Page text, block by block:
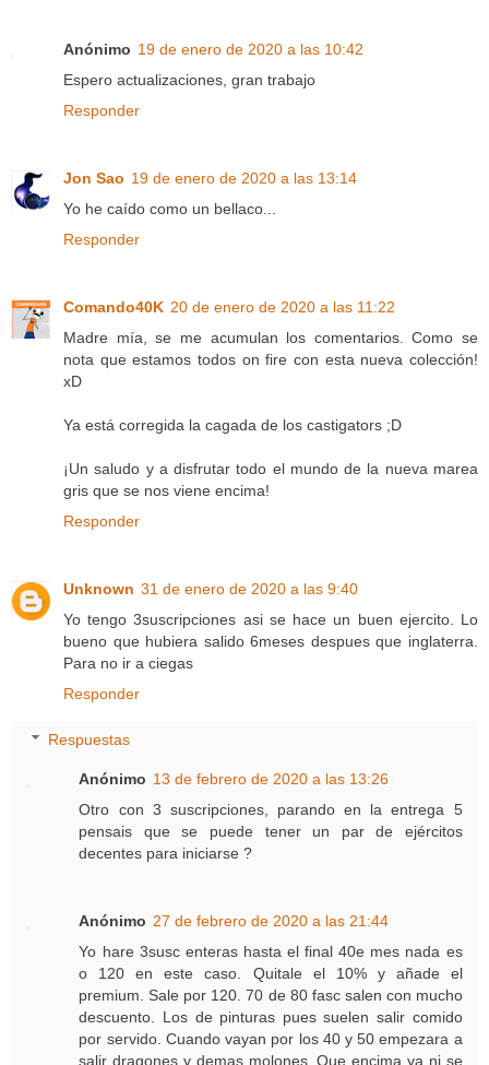
Anónimo 19 de enero de 2020 a las 10:42
Espero actualizaciones, gran trabajo
Responder
Jon Sao 19 de enero de 2020 a las 13:14
Yo he caído como un bellaco...
Responder
Comando40K 20 de enero de 2020 a las 11:22
Madre mía, se me acumulan los comentarios. Como se
nota que estamos todos on fire con esta nueva colección!
xD
Ya está corregida la cagada de los castigators ;D
¡Un saludo y a disfrutar todo el mundo de la nueva marea
gris que se nos viene encima!
Responder
Unknown 31 de enero de 2020 a las 9:40
Yo tengo 3suscripciones asi se hace un buen ejercito. Lo
bueno que hubiera salido 6meses despues que inglaterra.
Para no ir a ciegas
Responder
Respuestas
Anónimo 13 de febrero de 2020 a las 13:26
Otro con 3 suscripciones, parando en la entrega 5
pensais que se puede tener un par de ejércitos
decentes para iniciarse ?
Anónimo 27 de febrero de 2020 a las 21:44
Yo hare 3susc enteras hasta el final 40e mes nada es
o 120 en este caso. Quitale el 10% y añade el
premium. Sale por 120. 70 de 80 fasc salen con mucho
descuento. Los de pinturas pues suelen salir comido
por servido. Cuando vayan por los 40 y 50 empezara a
salir dragones y demas molones. Que encima ya ni se